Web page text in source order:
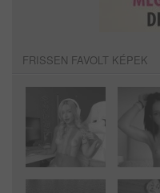
FRISSEN FAVOLT KÉPEK